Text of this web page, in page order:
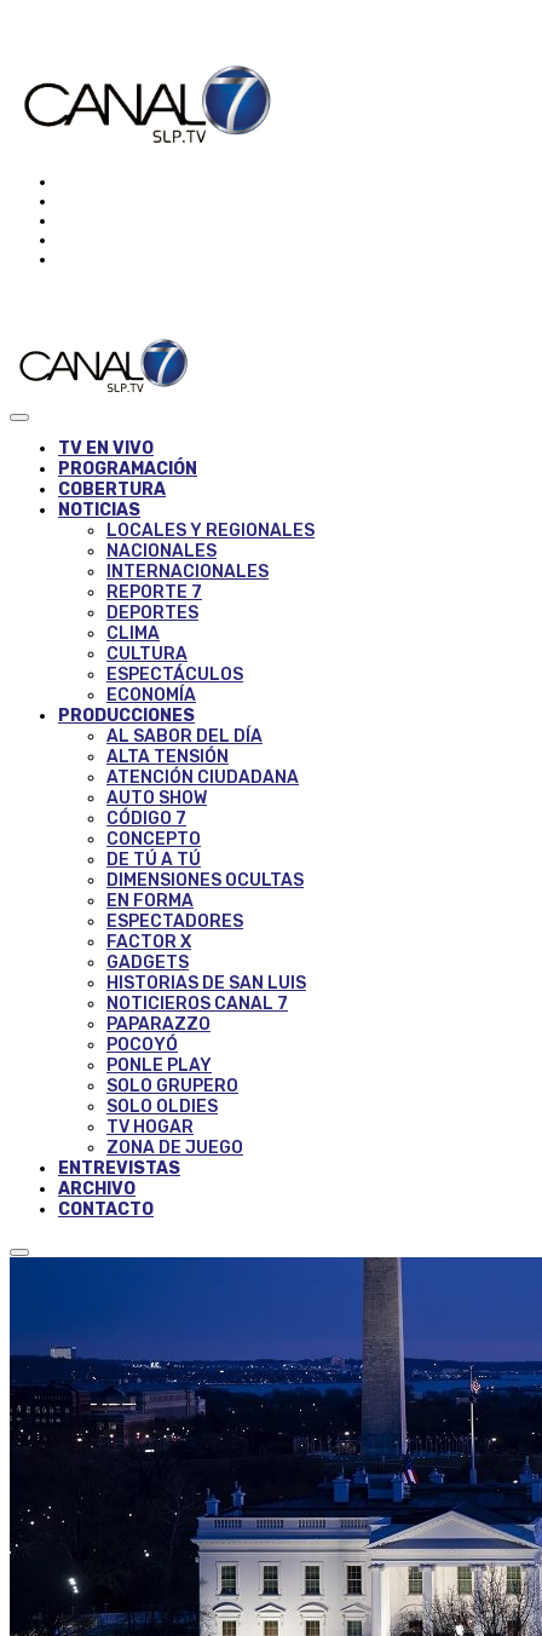
TV EN VIVO
PROGRAMACIÓN
COBERTURA
NOTICIAS
LOCALES Y REGIONALES
NACIONALES
INTERNACIONALES
REPORTE 7
DEPORTES
CLIMA
CULTURA
ESPECTÁCULOS
ECONOMÍA
PRODUCCIONES
AL SABOR DEL DÍA
ALTA TENSIÓN
ATENCIÓN CIUDADANA
AUTO SHOW
CÓDIGO 7
CONCEPTO
DE TÚ A TÚ
DIMENSIONES OCULTAS
EN FORMA
ESPECTADORES
FACTOR X
GADGETS
HISTORIAS DE SAN LUIS
NOTICIEROS CANAL 7
PAPARAZZO
POCOYÓ
PONLE PLAY
SOLO GRUPERO
SOLO OLDIES
TV HOGAR
ZONA DE JUEGO
ENTREVISTAS
ARCHIVO
CONTACTO